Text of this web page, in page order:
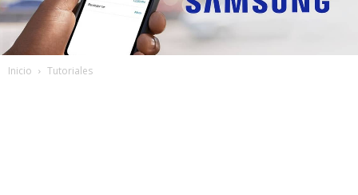
Inicio Tutoriales